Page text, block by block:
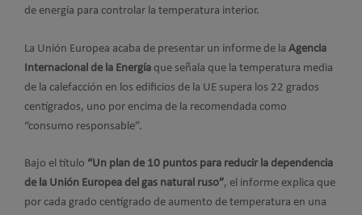
de energía para controlar la temperatura interior.
La Unión Europea acaba de presentar un informe de la Agencia
Internacional de la Energía que señala que la temperatura media
de la calefacción en los edificios de la UE supera los 22 grados
centígrados, uno por encima de la recomendada como
“consumo responsable”.
Bajo el título “Un plan de 10 puntos para reducir la dependencia
de la Unión Europea del gas natural ruso”, el informe explica que
por cada grado centígrado de aumento de temperatura en una